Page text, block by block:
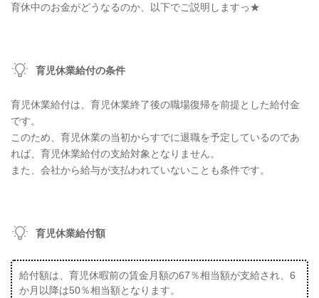
育休中のお金がどうなるのか、以下でご説明しますっ★
育児休業給付の条件
育児休業給付は、育児休業終了後の職場復帰を前提とした給付金
です。
このため、育児休業の当初からすでに退職を予定しているのであ
れば、育児休業給付の支給対象となりません。
また、会社から給与が支払われていないことも条件です。
育児休業給付額
給付額は、育児休暇前の賃金月額の67％相当額が支給され、6
か月以降は50％相当額となります。